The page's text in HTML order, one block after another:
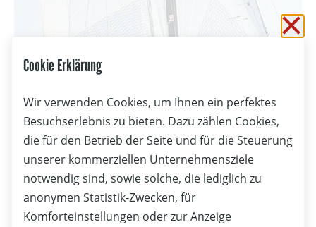
Spitzensport
Cookie Erklärung
Wir verwenden Cookies, um Ihnen ein perfektes
Besuchserlebnis zu bieten. Dazu zählen Cookies,
die für den Betrieb der Seite und für die Steuerung
unserer kommerziellen Unternehmensziele
notwendig sind, sowie solche, die lediglich zu
anonymen Statistik-Zwecken, für
Komforteinstellungen oder zur Anzeige